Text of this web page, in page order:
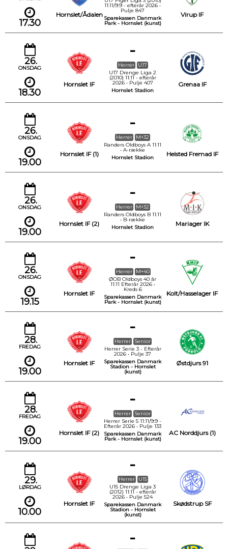
17.30
Hornslet/Ådalen
11:11/9:9 - efterår 2026 •
Pulje 847
Sparekassen Danmark
Park - Hornslet (kunst)
Virup IF
26.
ONSDAG
18.30
Hornslet IF
-
Herrer
U17
U17 Drenge Liga 2
(2010) 11:11 - efterår
2026 • Pulje 407
Hornslet Stadion
Grenaa IF
26.
ONSDAG
19.00
Hornslet IF (1)
-
Herrer
M+32
Randers Oldboys A 11:11
• A-række
Hornslet Stadion
Helsted Fremad IF
26.
ONSDAG
19.00
Hornslet IF (2)
-
Herrer
M+32
Randers Oldboys B 11:11
• B-række
Hornslet Stadion
Mariager IK
26.
ONSDAG
19.15
Hornslet IF
-
Herrer
M+40
ØOB Oldboys 40 år
11:11 Efterår 2026 •
Kreds 6
Sparekassen Danmark
Park - Hornslet (kunst)
Kolt/Hasselager IF
28.
FREDAG
19.00
Hornslet IF
-
Herrer
Senior
Herrer Serie 3 - Efterår
2026 • Pulje 37
Sparekassen Danmark
Stadion - Hornslet
(kunst)
Østdjurs 91
28.
FREDAG
19.00
Hornslet IF (2)
-
Herrer
Senior
Herrer Serie 5 11:11/9:9 -
Efterår 2026 • Pulje 133
Sparekassen Danmark
Park - Hornslet (kunst)
AC Norddjurs (1)
29.
LØRDAG
10.00
Hornslet IF
-
Herrer
U15
U15 Drenge Liga 3
(2012) 11:11 - efterår
2026 • Pulje 524
Sparekassen Danmark
Stadion - Hornslet
(kunst)
Skødstrup SF
-